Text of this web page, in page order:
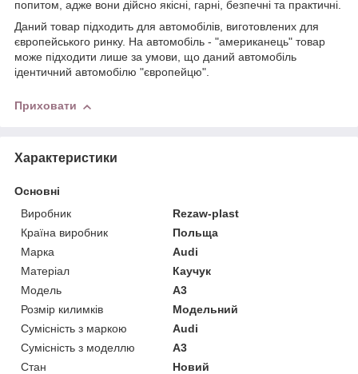
попитом, адже вони дійсно якісні, гарні, безпечні та практичні.
Даний товар підходить для автомобілів, виготовлених для
європейського ринку. На автомобіль - "американець" товар
може підходити лише за умови, що даний автомобіль
ідентичний автомобілю "європейцю".
Приховати
Характеристики
Основні
Виробник
Rezaw-plast
Країна виробник
Польща
Марка
Audi
Матеріал
Каучук
Модель
A3
Розмір килимків
Модельний
Сумісність з маркою
Audi
Сумісність з моделлю
A3
Стан
Новий